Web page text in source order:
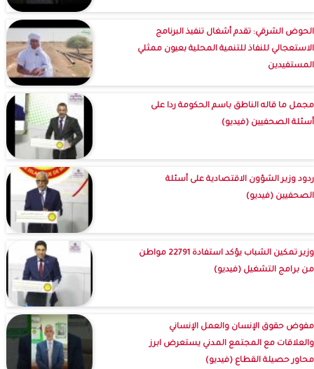
الحوض الشرقي: تقدم أشغال تنفيذ البرنامج
الاستعجالي للنفاذ للتنمية المحلية بعيون ممثلي
المستفيدين
مجمل ما قاله الناطق باسم الحكومة ردا على
أسئلة الصحفيين (فيديو)
ردود وزير الشؤون الاقتصادية على أسئلة
الصحفيين (فيديو)
وزير تمكين الشباب يؤكد استفادة 22791 مواطن
من برامج التشغيل (فيديو)
مفوض حقوق الإنسان والعمل الإنساني
والعلاقات مع المجتمع المدني يستعرض ابرز
محاور حصيلة القطاع (فيديو)